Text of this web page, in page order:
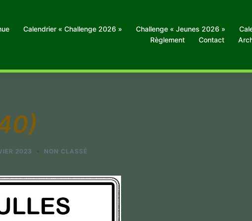
Calendrier « Challenge 2026 » Challenge « Jeunes 2026 »
Règlement
Contact
2023 NON CLASSÉ